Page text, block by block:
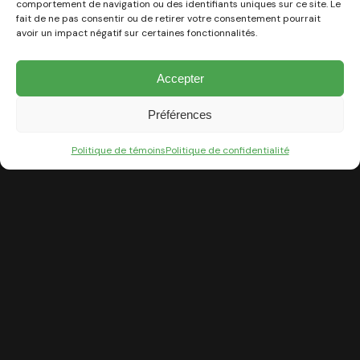
comportement de navigation ou des identifiants uniques sur ce site. Le
fait de ne pas consentir ou de retirer votre consentement pourrait
avoir un impact négatif sur certaines fonctionnalités.
Accepter
Préférences
Politique de témoinsPolitique de confidentialité